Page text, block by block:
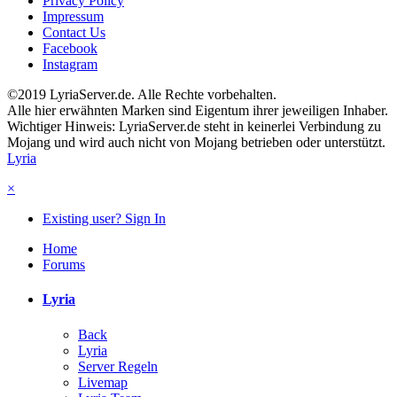
Impressum
Contact Us
Facebook
Instagram
©2019 LyriaServer.de. Alle Rechte vorbehalten.
Alle hier erwähnten Marken sind Eigentum ihrer jeweiligen Inhaber.
Wichtiger Hinweis: LyriaServer.de steht in keinerlei Verbindung zu
Mojang und wird auch nicht von Mojang betrieben oder unterstützt.
Lyria
×
Existing user? Sign In
Home
Forums
Lyria
Back
Lyria
Server Regeln
Livemap